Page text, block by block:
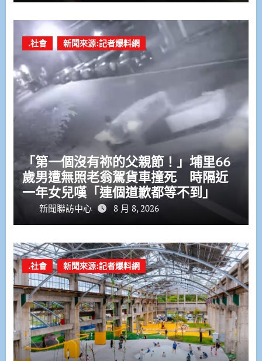
.社會 新聞來源:記者爆料網
「第一個沒有祢的父親節！」埔里66
歲男遭無照老翁駕貨車撞死 時隔近
一年女兒嘆「連個道歉都等不到」
新聞聯訪中心 8 月 8, 2026
.社會 新聞來源:記者爆料網